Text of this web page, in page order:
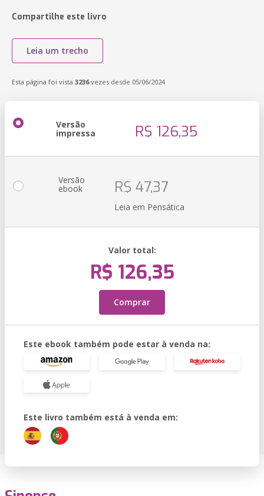
Compartilhe este livro
Leia um trecho
Esta página foi vista 3236vezes desde 05/06/2024
Versão
impressa R$ 126,35
Versão
ebook R$ 47,37
Leia em Pensática
Valor total:
R$ 126,35
Comprar
Este ebook também pode estar à venda na:
Este livro também está à venda em: